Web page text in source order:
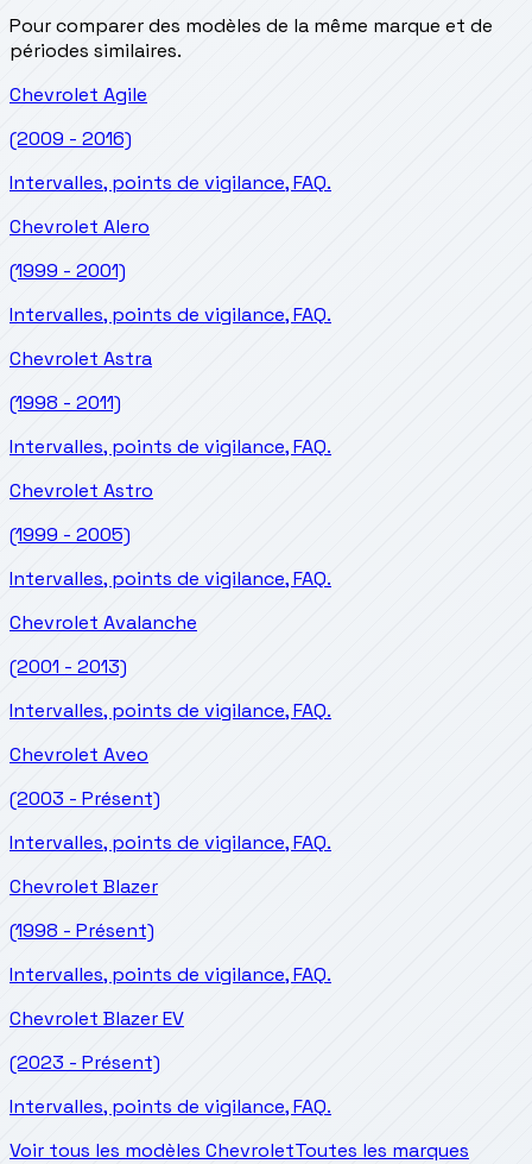
Pour comparer des modèles de la même marque et de
périodes similaires.
Chevrolet Agile
(2009 - 2016)
Intervalles, points de vigilance, FAQ.
Chevrolet Alero
(1999 - 2001)
Intervalles, points de vigilance, FAQ.
Chevrolet Astra
(1998 - 2011)
Intervalles, points de vigilance, FAQ.
Chevrolet Astro
(1999 - 2005)
Intervalles, points de vigilance, FAQ.
Chevrolet Avalanche
(2001 - 2013)
Intervalles, points de vigilance, FAQ.
Chevrolet Aveo
(2003 - Présent)
Intervalles, points de vigilance, FAQ.
Chevrolet Blazer
(1998 - Présent)
Intervalles, points de vigilance, FAQ.
Chevrolet Blazer EV
(2023 - Présent)
Intervalles, points de vigilance, FAQ.
Voir tous les modèles ChevroletToutes les marques